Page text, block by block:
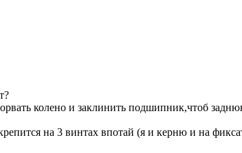
колено и заклинить подшипник,чтоб
на 3 винтах впотай (я и керню и на